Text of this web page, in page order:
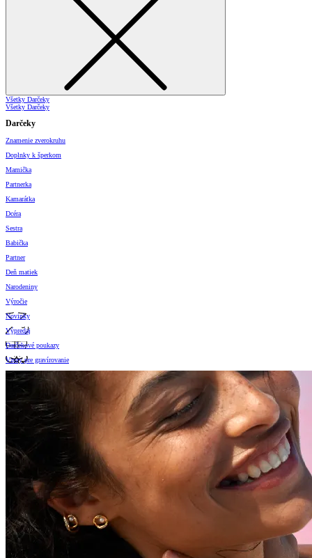
Všetky Darčeky
Všetky Darčeky
Darčeky
Znamenie zverokruhu
Doplnky k šperkom
Mamička
Partnerka
Kamarátka
Dcéra
Sestra
Babička
Partner
Deň matiek
Narodeniny
Výročie
Novinky
Výpredaj
Darčekové poukazy
Vzory pre gravírovanie